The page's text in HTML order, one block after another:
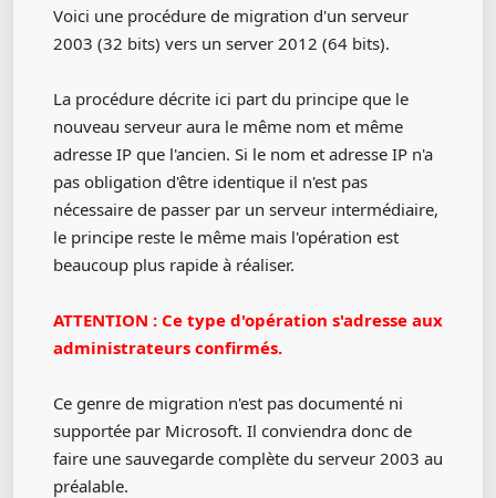
Voici une procédure de migration d'un serveur
2003 (32 bits) vers un server 2012 (64 bits).
La procédure décrite ici part du principe que le
nouveau serveur aura le même nom et même
adresse IP que l'ancien. Si le nom et adresse IP n'a
pas obligation d'être identique il n'est pas
nécessaire de passer par un serveur intermédiaire,
le principe reste le même mais l'opération est
beaucoup plus rapide à réaliser.
ATTENTION : Ce type d'opération s'adresse aux
administrateurs confirmés.
Ce genre de migration n'est pas documenté ni
supportée par Microsoft. Il conviendra donc de
faire une sauvegarde complète du serveur 2003 au
préalable.